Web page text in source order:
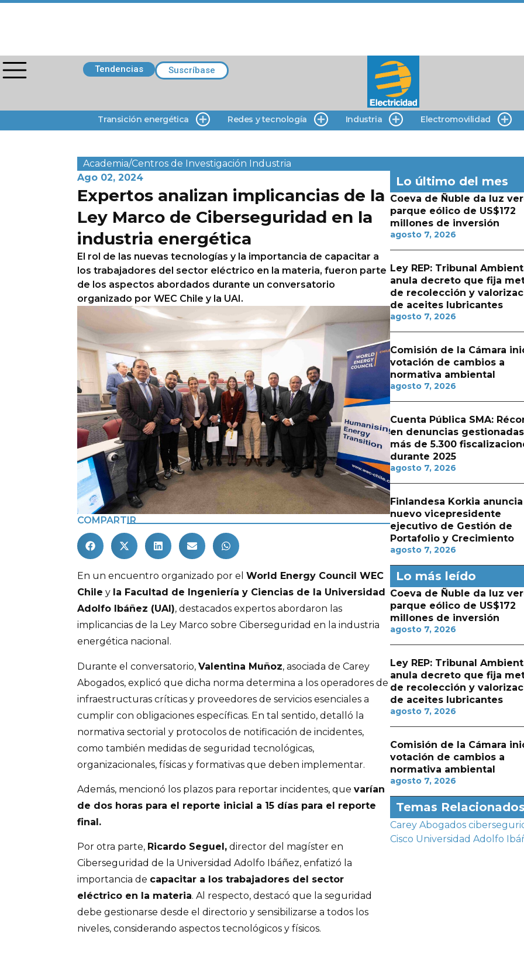
Tendencias Suscríbase
Transición energética Redes y tecnología Industria Electromovilidad
Academia/Centros de Investigación Industria
Ago 02, 2024
Expertos analizan implicancias de la
Ley Marco de Ciberseguridad en la
industria energética
El rol de las nuevas tecnologías y la importancia de capacitar a
los trabajadores del sector eléctrico en la materia, fueron parte
de los aspectos abordados durante un conversatorio
organizado por WEC Chile y la UAI.
COMPARTIR
En un encuentro organizado por el World Energy Council WEC
Chile y la Facultad de Ingeniería y Ciencias de la Universidad
Adolfo Ibáñez (UAI), destacados expertos abordaron las
implicancias de la Ley Marco sobre Ciberseguridad en la industria
energética nacional.
Durante el conversatorio, Valentina Muñoz, asociada de Carey
Abogados, explicó que dicha norma determina a los operadores de
infraestructuras críticas y proveedores de servicios esenciales a
cumplir con obligaciones específicas. En tal sentido, detalló la
normativa sectorial y protocolos de notificación de incidentes,
como también medidas de seguridad tecnológicas,
organizacionales, físicas y formativas que deben implementar.
Además, mencionó los plazos para reportar incidentes, que varían
de dos horas para el reporte inicial a 15 días para el reporte
final.
Por otra parte, Ricardo Seguel, director del magíster en
Ciberseguridad de la Universidad Adolfo Ibáñez, enfatizó la
importancia de capacitar a los trabajadores del sector
eléctrico en la materia. Al respecto, destacó que la seguridad
debe gestionarse desde el directorio y sensibilizarse a todos los
niveles, considerando aspectos tecnológicos y físicos.
Lo último del mes
Coeva de Ñuble da luz
parque eólico de US$172
millones de inversión
agosto 7, 2026
Ley REP: Tribunal
anula decreto que fija
de recolección y
de aceites lubricantes
agosto 7, 2026
Comisión de la Cámara
votación de cambios a
normativa ambiental
agosto 7, 2026
Cuenta Pública SMA:
en denuncias
más de 5.300
durante 2025
agosto 7, 2026
Finlandesa Korkia anuncia
nuevo vicepresidente
ejecutivo de Gestión de
Portafolio y Crecimiento
agosto 7, 2026
Lo más leído
Coeva de Ñuble da luz
parque eólico de US$172
millones de inversión
agosto 7, 2026
Ley REP: Tribunal
anula decreto que fija
de recolección y
de aceites lubricantes
agosto 7, 2026
Comisión de la Cámara
votación de cambios a
normativa ambiental
agosto 7, 2026
Temas Relacionados
Carey Abogados
Cisco Universidad Adolfo